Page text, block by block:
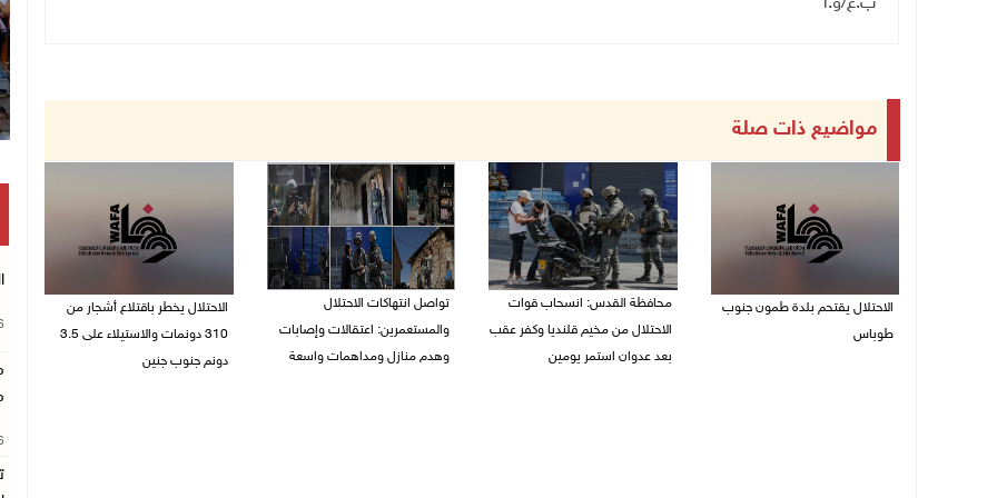
مواضيع ذات صلة
الاحتلال يقتحم بلدة طمون جنوب
طوباس
محافظة القدس: انسحاب قوات
الاحتلال من مخيم قلنديا وكفر عقب
بعد عدوان استمر يومين
تواصل انتهاكات الاحتلال
والمستعمرين: اعتقالات وإصابات
وهدم منازل ومداهمات واسعة
الاحتلال يخطر باقتلاع أشجار من
310 دونمات والاستيلاء على 3.5
دونم جنوب جنين